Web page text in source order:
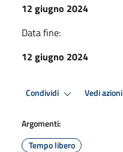
12 giugno 2024
Data fine:
12 giugno 2024
Condividi Vedi azioni
Argomenti:
Tempo libero